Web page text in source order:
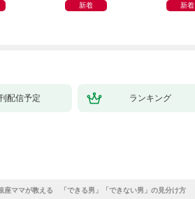
新着 新着
配信予定 ランキング
座ママが教える 「できる男」「できない男」の見分け方